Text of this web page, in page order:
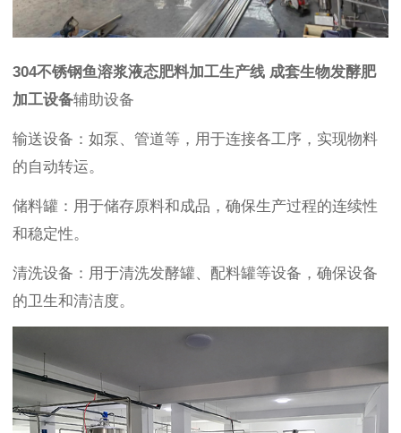
304不锈钢鱼溶浆液态肥料加工生产线 成套生物发酵肥
加工设备辅助设备
输送设备：如泵、管道等，用于连接各工序，实现物料
的自动转运。
储料罐：用于储存原料和成品，确保生产过程的连续性
和稳定性。
清洗设备：用于清洗发酵罐、配料罐等设备，确保设备
的卫生和清洁度。